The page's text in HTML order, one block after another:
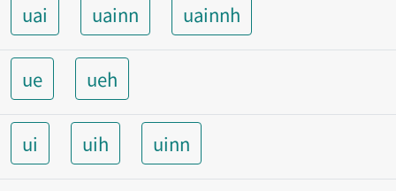
uai uainn uainnh
ue ueh
ui uih uinn